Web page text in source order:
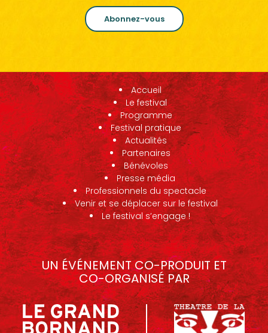
Abonnez-vous
Accueil
Le festival
Programme
Festival pratique
Actualités
Partenaires
Bénévoles
Presse média
Professionnels du spectacle
Venir et se déplacer sur le festival
Le festival s’engage !
UN ÉVÉNEMENT CO-PRODUIT ET
CO-ORGANISÉ PAR